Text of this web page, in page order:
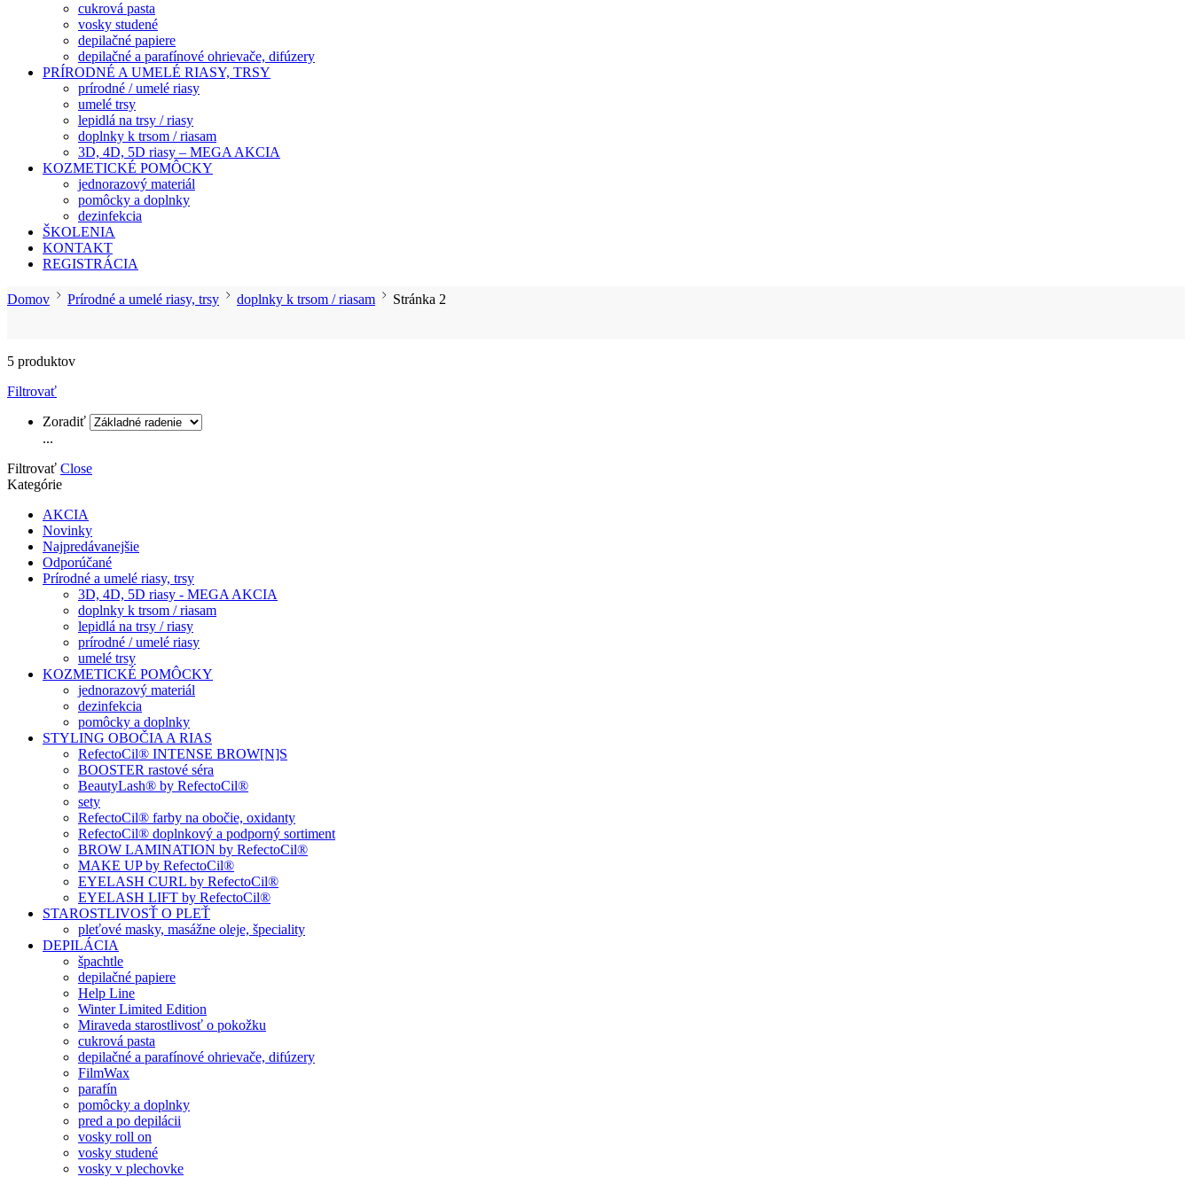
cukrová pasta
vosky studené
depilačné papiere
depilačné a parafínové ohrievače, difúzery
PRÍRODNÉ A UMELÉ RIASY, TRSY
prírodné / umelé riasy
umelé trsy
lepidlá na trsy / riasy
doplnky k trsom / riasam
3D, 4D, 5D riasy – MEGA AKCIA
KOZMETICKÉ POMÔCKY
jednorazový materiál
pomôcky a doplnky
dezinfekcia
ŠKOLENIA
KONTAKT
REGISTRÁCIA
Domov Prírodné a umelé riasy, trsy doplnky k trsom / riasam Stránka 2
5 produktov
Filtrovať
Zoradiť
...
Filtrovať Close
Kategórie
AKCIA
Novinky
Najpredávanejšie
Odporúčané
Prírodné a umelé riasy, trsy
3D, 4D, 5D riasy - MEGA AKCIA
doplnky k trsom / riasam
lepidlá na trsy / riasy
prírodné / umelé riasy
umelé trsy
KOZMETICKÉ POMÔCKY
jednorazový materiál
dezinfekcia
pomôcky a doplnky
STYLING OBOČIA A RIAS
RefectoCil® INTENSE BROW[N]S
BOOSTER rastové séra
BeautyLash® by RefectoCil®
sety
RefectoCil® farby na obočie, oxidanty
RefectoCil® doplnkový a podporný sortiment
BROW LAMINATION by RefectoCil®
MAKE UP by RefectoCil®
EYELASH CURL by RefectoCil®
EYELASH LIFT by RefectoCil®
STAROSTLIVOSŤ O PLEŤ
pleťové masky, masážne oleje, špeciality
DEPILÁCIA
špachtle
depilačné papiere
Help Line
Winter Limited Edition
Miraveda starostlivosť o pokožku
cukrová pasta
depilačné a parafínové ohrievače, difúzery
FilmWax
parafín
pomôcky a doplnky
pred a po depilácii
vosky roll on
vosky studené
vosky v plechovke